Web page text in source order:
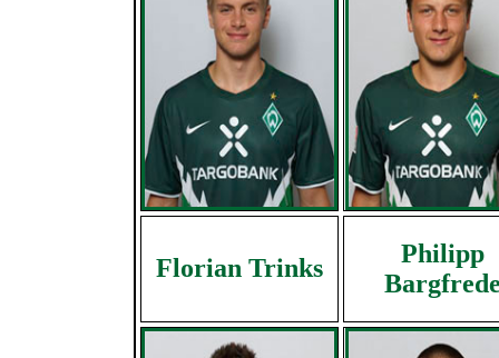
Florian Trinks
Philipp